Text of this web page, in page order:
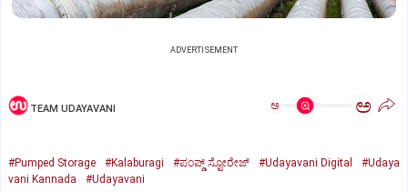
ADVERTISEMENT
TEAM UDAYAVANI ಅ ಅ
#Pumped Storage #Kalaburagi #ಪಂಪ್ಡ್‌ ಸ್ಟೋರೇಜ್‌ #Udayavani Digital
#Udaya
vani Kannada
#Udayavani